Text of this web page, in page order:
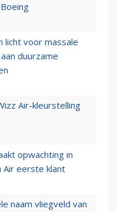
licht voor massale
duurzame
Air-kleurstelling
opwachting in
Air eerste klant
naam vliegveld van